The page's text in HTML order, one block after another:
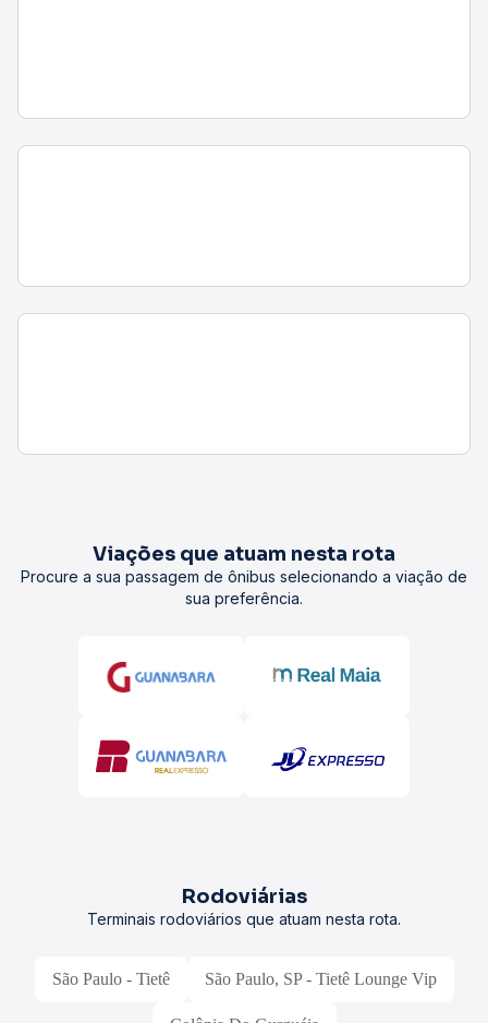
Viações que atuam nesta rota
Procure a sua passagem de ônibus selecionando a viação de
sua preferência.
Rodoviárias
Terminais rodoviários que atuam nesta rota.
São Paulo - Tietê São Paulo, SP - Tietê Lounge Vip